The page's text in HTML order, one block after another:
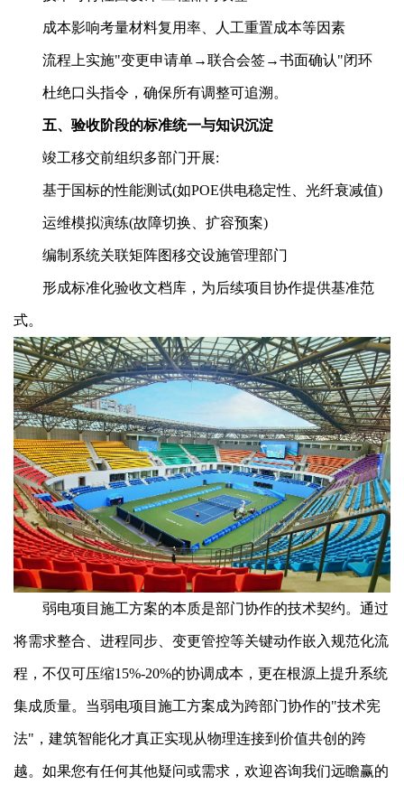
成本影响考量材料复用率、人工重置成本等因素
流程上实施"变更申请单→联合会签→书面确认"闭环
杜绝口头指令，确保所有调整可追溯。
五、验收阶段的标准统一与知识沉淀
竣工移交前组织多部门开展:
基于国标的性能测试(如POE供电稳定性、光纤衰减值)
运维模拟演练(故障切换、扩容预案)
编制系统关联矩阵图移交设施管理部门
形成标准化验收文档库，为后续项目协作提供基准范
式。
弱电项目施工方案的本质是部门协作的技术契约。通过
将需求整合、进程同步、变更管控等关键动作嵌入规范化流
程，不仅可压缩15%-20%的协调成本，更在根源上提升系统
集成质量。当弱电项目施工方案成为跨部门协作的"技术宪
法"，建筑智能化才真正实现从物理连接到价值共创的跨
越。如果您有任何其他疑问或需求，欢迎咨询我们远瞻赢的